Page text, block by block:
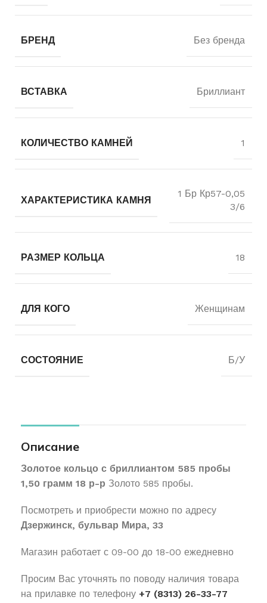
БРЕНД Без бренда
ВСТАВКА Бриллиант
КОЛИЧЕСТВО КАМНЕЙ 1
ХАРАКТЕРИСТИКА КАМНЯ
1 Бр Кр57-0,05
3/6
РАЗМЕР КОЛЬЦА 18
ДЛЯ КОГО Женщинам
СОСТОЯНИЕ Б/У
Описание
Золотое кольцо с бриллиантом 585 пробы
1,50 грамм 18 р-р Золото 585 пробы.
Посмотреть и приобрести можно по адресу
Дзержинск, бульвар Мира, 33
Магазин работает с 09-00 до 18-00 ежедневно
Просим Вас уточнять по поводу наличия товара
на прилавке по телефону +7 (8313) 26-33-77